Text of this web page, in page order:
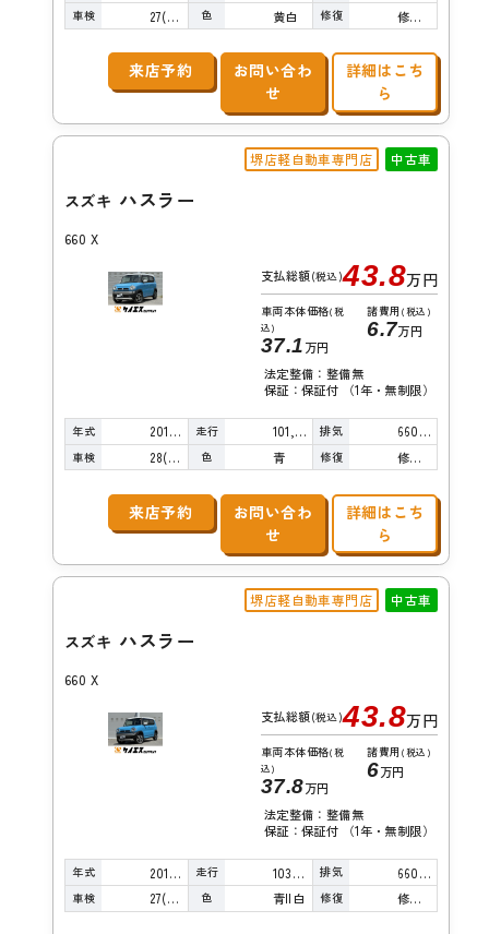
車検 27(R9)/07 色 黄白 修復 修復歴無し
来店予約
お問い合わ
せ
詳細はこち
ら
堺店軽自動車専門店 中古車
スズキ ハスラー
660 X
支払総額(税込)43.8万円
車両本体価格(税
込)
37.1万円
諸費用 (税込)
6.7万円
法定整備：整備無
保証：保証付 （1年・無制限）
年式 2015年 走行 101,000km 排気 660cc
車検 28(R10)/04 色 青 修復 修復歴無し
来店予約
お問い合わ
せ
詳細はこち
ら
堺店軽自動車専門店 中古車
スズキ ハスラー
660 X
支払総額(税込)43.8万円
車両本体価格(税
込)
37.8万円
諸費用 (税込)
6万円
法定整備：整備無
保証：保証付 （1年・無制限）
年式 2016年 走行 103,000km 排気 660cc
車検 27(R9)/03 色 青II白 修復 修復歴無し